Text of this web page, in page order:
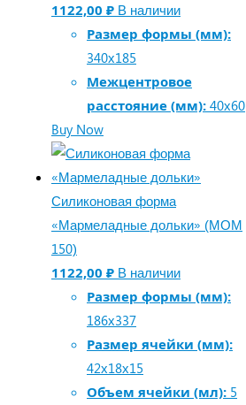
1122,00 ₽ В наличии
Размер формы (мм):
340х185
Межцентровое
расстояние (мм): 40х60
Buy Now
Силиконовая форма
«Мармеладные дольки» (МОМ
150)
1122,00 ₽ В наличии
Размер формы (мм):
186х337
Размер ячейки (мм):
42х18х15
Объем ячейки (мл): 5